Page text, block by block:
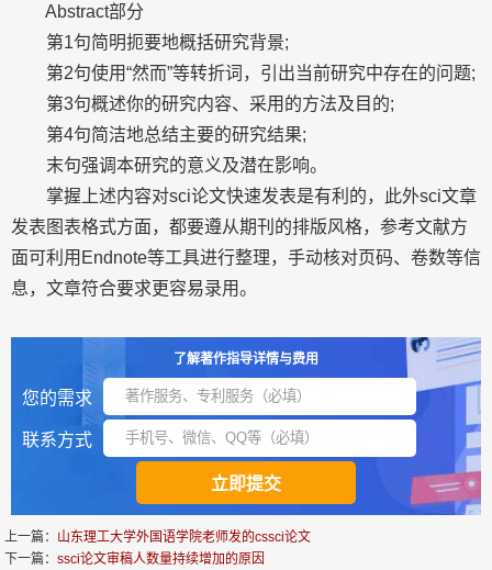
Abstract部分
第1句简明扼要地概括研究背景;
第2句使用“然而”等转折词，引出当前研究中存在的问题;
第3句概述你的研究内容、采用的方法及目的;
第4句简洁地总结主要的研究结果;
末句强调本研究的意义及潜在影响。
掌握上述内容对sci论文快速发表是有利的，此外sci文章
发表图表格式方面，都要遵从期刊的排版风格，参考文献方
面可利用Endnote等工具进行整理，手动核对页码、卷数等信
息，文章符合要求更容易录用。
了解著作指导详情与费用
您的需求
联系方式
上一篇： 山东理工大学外国语学院老师发的cssci论文
下一篇：ssci论文审稿人数量持续增加的原因